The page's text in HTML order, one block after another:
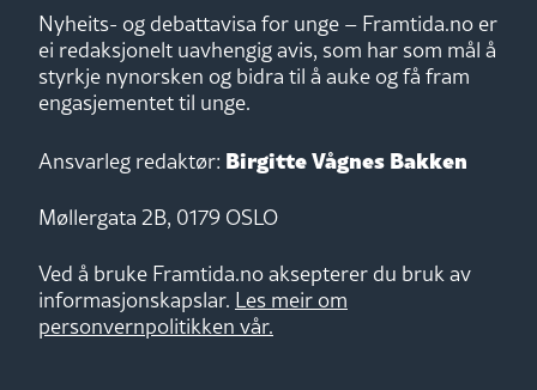
Nyheits- og debattavisa for unge – Framtida.no er
ei redaksjonelt uavhengig avis, som har som mål å
styrkje nynorsken og bidra til å auke og få fram
engasjementet til unge.
Ansvarleg redaktør: Birgitte Vågnes Bakken
Møllergata 2B, 0179 OSLO
Ved å bruke Framtida.no aksepterer du bruk av
informasjonskapslar. Les meir om
personvernpolitikken vår.